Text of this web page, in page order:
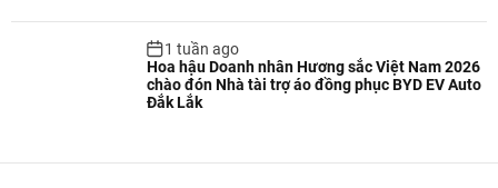
1 tuần ago
Hoa hậu Doanh nhân Hương sắc Việt Nam 2026
chào đón Nhà tài trợ áo đồng phục BYD EV Auto
Đắk Lắk